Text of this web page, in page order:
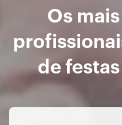
Os
de